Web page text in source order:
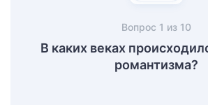
Вопрос 1 из 10
В каких веках
романтизма?